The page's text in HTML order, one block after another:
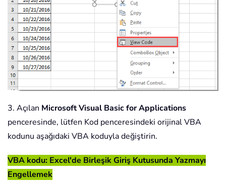
3. Açılan Microsoft Visual Basic for Applications
penceresinde, lütfen Kod penceresindeki orijinal VBA
kodunu aşağıdaki VBA koduyla değiştirin.
VBA kodu: Excel'de Birleşik Giriş Kutusunda Yazmayı
Engellemek